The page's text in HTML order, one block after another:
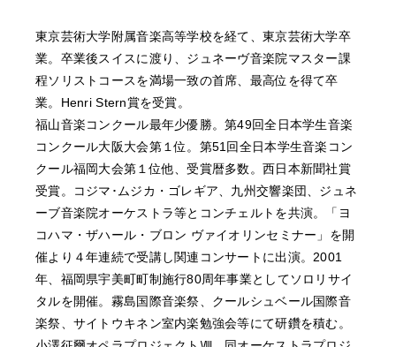
東京芸術大学附属音楽高等学校を経て、東京芸術大学卒
業。卒業後スイスに渡り、ジュネーヴ音楽院マスター課
程ソリストコースを満場一致の首席、最高位を得て卒
業。Henri Stern賞を受賞。
福山音楽コンクール最年少優勝。第49回全日本学生音楽
コンクール大阪大会第１位。第51回全日本学生音楽コン
クール福岡大会第１位他、受賞暦多数。西日本新聞社賞
受賞。コジマ･ムジカ・ゴレギア、九州交響楽団、ジュネ
ーブ音楽院オーケストラ等とコンチェルトを共演。「ヨ
コハマ・ザハール・ブロン ヴァイオリンセミナー」を開
催より４年連続で受講し関連コンサートに出演。2001
年、福岡県宇美町町制施行80周年事業としてソロリサイ
タルを開催。霧島国際音楽祭、クールシュベール国際音
楽祭、サイトウキネン室内楽勉強会等にて研鑽を積む。